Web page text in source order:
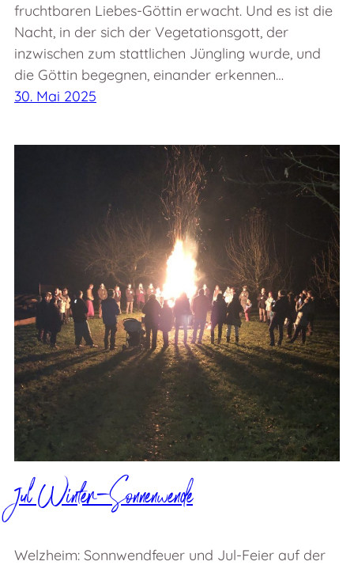
fruchtbaren Liebes-Göttin erwacht. Und es ist die
Nacht, in der sich der Vegetationsgott, der
inzwischen zum stattlichen Jüngling wurde, und
die Göttin begegnen, einander erkennen…
30. Mai 2025
Jul Winter-Sonnenwende
Welzheim: Sonnwendfeuer und Jul-Feier auf der